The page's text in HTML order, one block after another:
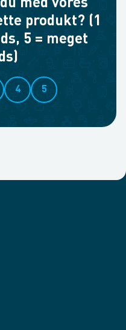
med vores
produkt? (1
5 = meget
4 5